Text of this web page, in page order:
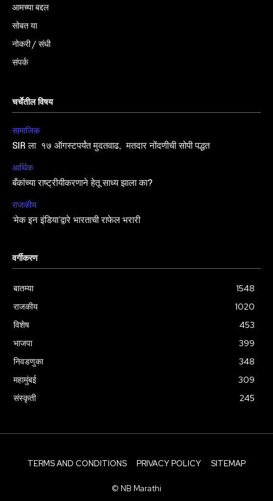
आमच्या बद्दल
सोबत या
नोकरी / संधी
संपर्क
चर्चेतील विषय
सामाजिक
SIR ला १७ ऑगस्टपर्यंत मुदतवाढ, मतदार नोंदणीची सोपी पद्धत
आर्थिक
बँकांच्या राष्ट्रीयीकरणाने हेतू साध्य झाला का?
राजकीय
‘मेक इन इंडिया’द्वारे भारताची राफेल भरारी
वर्गीकरण
बातम्या
1548
राजकीय
1020
विशेष
453
भाजपा
399
निवडणुका
348
महामुंबई
309
संस्कृती
245
TERMS AND CONDITIONS PRIVACY POLICY SITEMAP
© NB Marathi